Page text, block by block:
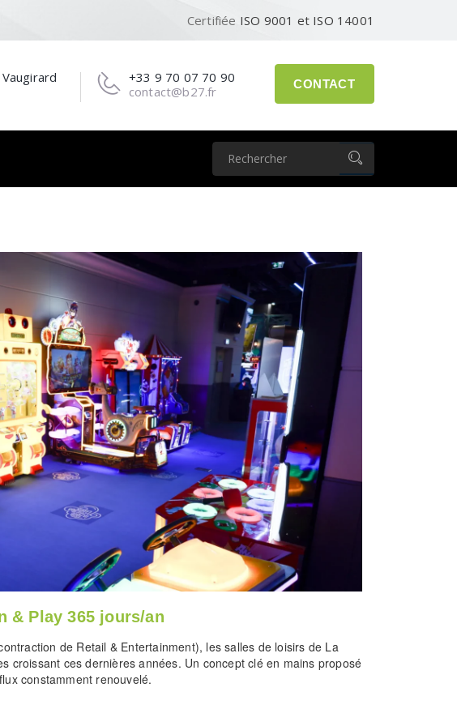
Certifiée ISO 9001 et ISO 14001
CONTACT
+33 9 70 07 70 90
contact@b27.fr
& Play 365 jours/an
de Retail & Entertainment), les salles de loisirs de La
croissant ces dernières années. Un concept clé en mains proposé
constamment renouvelé.